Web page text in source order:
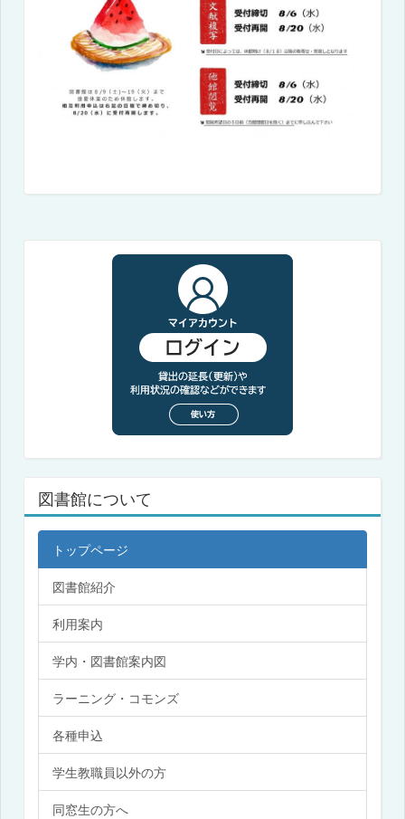
図書館について
トップページ
図書館紹介
利用案内
学内・図書館案内図
ラーニング・コモンズ
各種申込
学生教職員以外の方
同窓生の方へ